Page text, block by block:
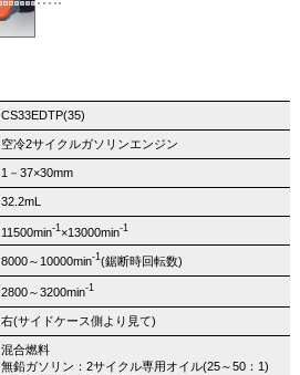
CS33EDTP(35)
空冷2サイクルガソリンエンジン
1－37×30mm
32.2mL
11500min-1×13000min-1
8000～10000min-1(鋸断時回転数)
2800～3200min-1
右(サイドケース側より見て)
混合燃料
無鉛ガソリン：2サイクル専用オイル(25～50：1)